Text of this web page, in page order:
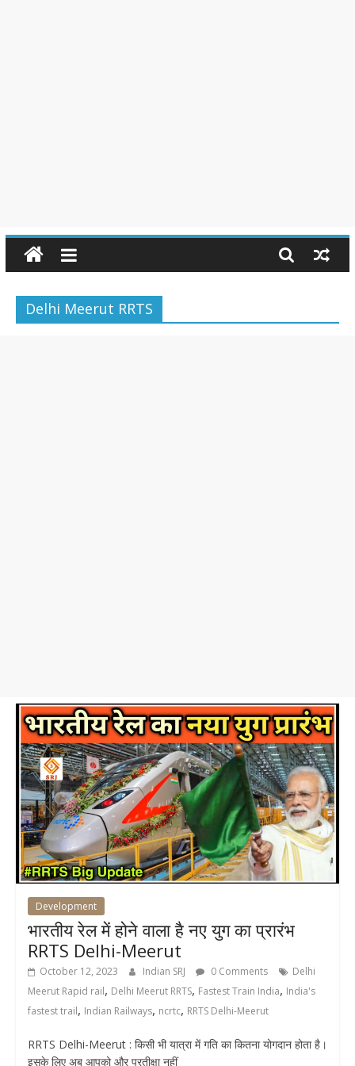
Delhi Meerut RRTS
Development
भारतीय रेल में होने वाला है नए युग का प्रारंभ
RRTS Delhi-Meerut
October 12, 2023 Indian SRJ 0 Comments
Delhi
Meerut Rapid rail, Delhi Meerut RRTS, Fastest Train India, India's
fastest trail, Indian Railways, ncrtc, RRTS Delhi-Meerut
RRTS Delhi-Meerut : किसी भी यात्रा में गति का कितना योगदान होता है।
इसके लिए अब आपको और प्रतीक्षा नहीं